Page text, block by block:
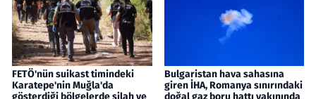
FETÖ'nün suikast timindeki
Karatepe'nin Muğla'da
Bulgaristan hava sahasına
giren İHA, Romanya sınırındaki